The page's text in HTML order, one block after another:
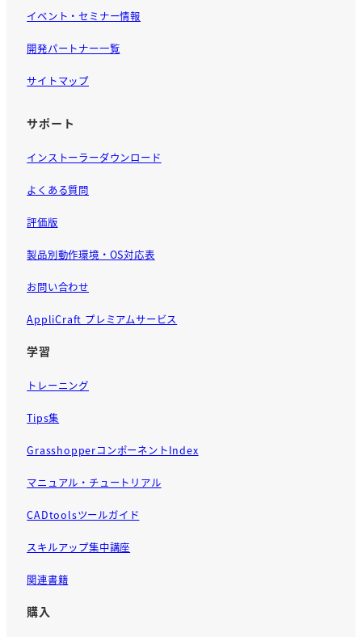
イベント・セミナー情報
開発パートナー一覧
サイトマップ
サポート
インストーラーダウンロード
よくある質問
評価版
製品別動作環境・OS対応表
お問い合わせ
AppliCraft プレミアムサービス
学習
トレーニング
Tips集
GrasshopperコンポーネントIndex
マニュアル・チュートリアル
CADtoolsツールガイド
スキルアップ集中講座
関連書籍
購入